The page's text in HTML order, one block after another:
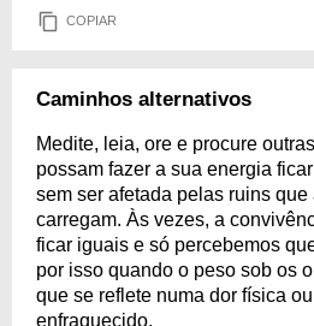
COPIAR
Caminhos alternativos
Medite, leia, ore e procure
possam fazer a sua energia
sem ser afetada pelas ruins
carregam. Às vezes, a
ficar iguais e só percebemos
por isso quando o peso sob os
que se reflete numa dor física
enfraquecido.